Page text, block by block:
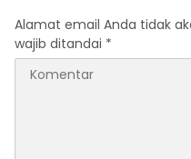
Alamat email Anda tidak
wajib ditandai *